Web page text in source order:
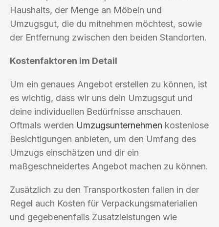
Haushalts, der Menge an Möbeln und
Umzugsgut, die du mitnehmen möchtest, sowie
der Entfernung zwischen den beiden Standorten.
Kostenfaktoren im Detail
Um ein genaues Angebot erstellen zu können, ist
es wichtig, dass wir uns dein Umzugsgut und
deine individuellen Bedürfnisse anschauen.
Oftmals werden Umzugsunternehmen kostenlose
Besichtigungen anbieten, um den Umfang des
Umzugs einschätzen und dir ein
maßgeschneidertes Angebot machen zu können.
Zusätzlich zu den Transportkosten fallen in der
Regel auch Kosten für Verpackungsmaterialien
und gegebenenfalls Zusatzleistungen wie